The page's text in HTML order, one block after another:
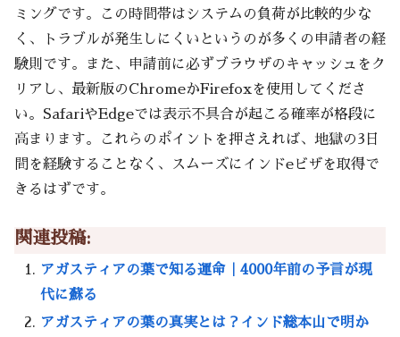
ミングです。この時間帯はシステムの負荷が比較的少な
く、トラブルが発生しにくいというのが多くの申請者の経
験則です。また、申請前に必ずブラウザのキャッシュをク
リアし、最新版のChromeかFirefoxを使用してくださ
い。SafariやEdgeでは表示不具合が起こる確率が格段に
高まります。これらのポイントを押さえれば、地獄の3日
間を経験することなく、スムーズにインドeビザを取得で
きるはずです。
関連投稿:
アガスティアの葉で知る運命｜4000年前の予言が現
代に蘇る
アガスティアの葉の真実とは？インド総本山で明か